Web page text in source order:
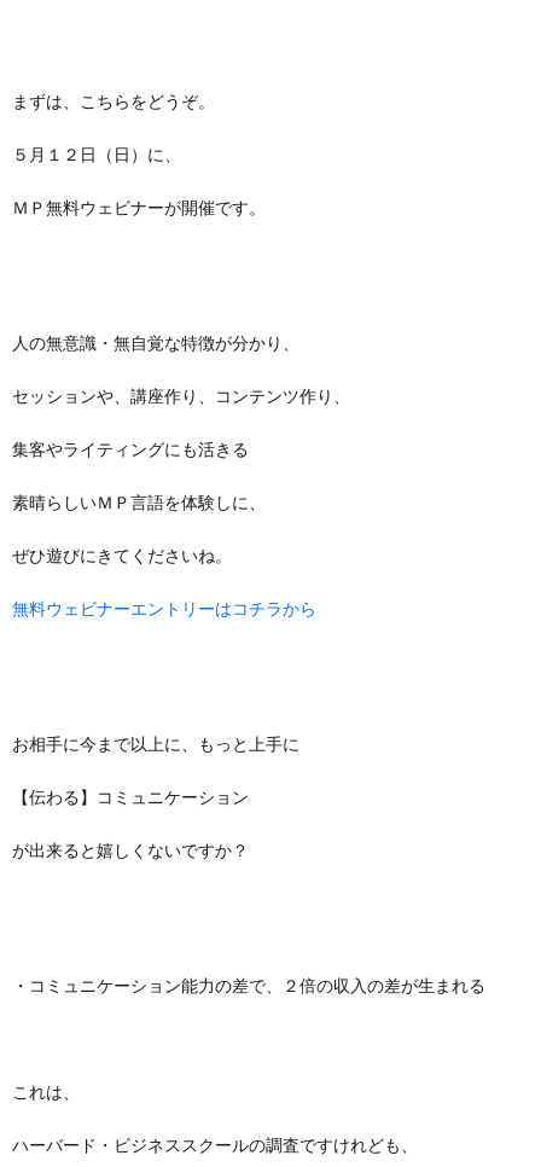
まずは、こちらをどうぞ。
５月１２日（日）に、
ＭＰ無料ウェビナーが開催です。
人の無意識・無自覚な特徴が分かり、
セッションや、講座作り、コンテンツ作り、
集客やライティングにも活きる
素晴らしいＭＰ言語を体験しに、
ぜひ遊びにきてくださいね。
無料ウェビナーエントリーはコチラから
お相手に今まで以上に、もっと上手に
【伝わる】コミュニケーション
が出来ると嬉しくないですか？
・コミュニケーション能力の差で、２倍の収入の差が生まれる
これは、
ハーバード・ビジネススクールの調査ですけれども、